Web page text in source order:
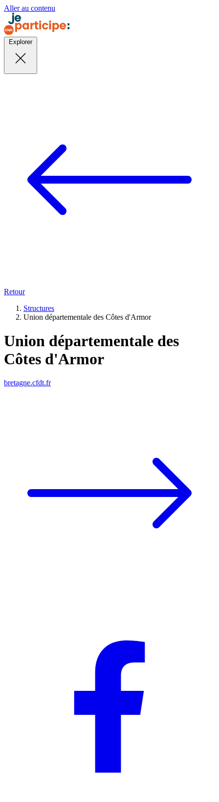
Aller au contenu
Explorer
Retour
Structures
Union départementale des Côtes d'Armor
Union départementale des
Côtes d'Armor
bretagne.cfdt.fr